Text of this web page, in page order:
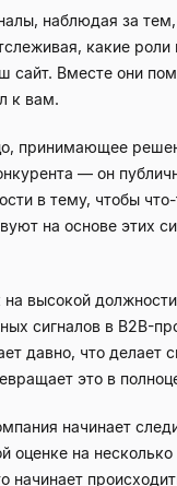
наблюдая за
какие
сайт. Вместе они
к вам.
принимающее
— он
в тему, чтобы
на основе этих
высокой
сигналов в B2B-
давно, что
это в
начинает
оценке на
начинает